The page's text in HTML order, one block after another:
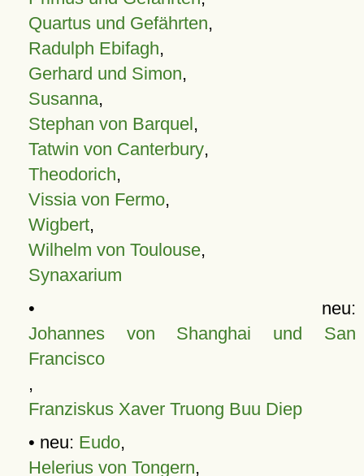
Quartus und Gefährten,
Radulph Ebifagh,
Gerhard und Simon,
Susanna,
Stephan von Barquel,
Tatwin von Canterbury,
Theodorich,
Vissia von Fermo,
Wigbert,
Wilhelm von Toulouse,
Synaxarium
• neu:
Johannes von Shanghai und San
Francisco
,
Franziskus Xaver Truong Buu Diep
• neu: Eudo,
Helerius von Tongern,